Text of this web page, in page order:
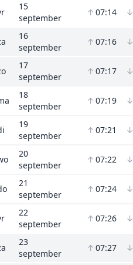
15
september
↑ 07:14 ↓
16
september
↑ 07:16 ↓
17
september
↑ 07:17 ↓
18
september
↑ 07:19 ↓
19
september
↑ 07:21 ↓
20
september
↑ 07:22 ↓
21
september
↑ 07:24 ↓
22
september
↑ 07:26 ↓
23
september
↑ 07:27 ↓